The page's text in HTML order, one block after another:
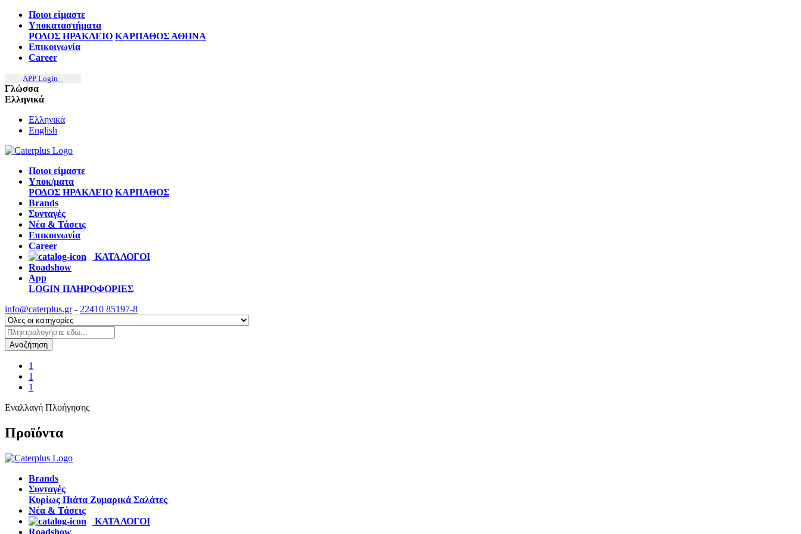
Ποιοι είμαστε
Υποκαταστήματα
ΡΟΔΟΣ ΗΡΑΚΛΕΙΟ ΚΑΡΠΑΘΟΣ ΑΘΗΝΑ
Επικοινωνία
Career
APP Login
Γλώσσα
Ελληνικά
Ελληνικά
English
Ποιοι είμαστε
Υποκ/ματα
ΡΟΔΟΣ ΗΡΑΚΛΕΙΟ ΚΑΡΠΑΘΟΣ
Brands
Συνταγές
Νέα & Τάσεις
Επικοινωνία
Career
ΚΑΤΑΛΟΓΟΙ
Roadshow
App
LOGIN ΠΛΗΡΟΦΟΡΙΕΣ
info@caterplus.gr- 22410 85197-8
Αναζήτηση
1
1
1
Εναλλαγή Πλοήγησης
Προϊόντα
Brands
Συνταγές
Κυρίως Πιάτα Ζυμαρικά Σαλάτες
Νέα & Τάσεις
ΚΑΤΑΛΟΓΟΙ
Roadshow